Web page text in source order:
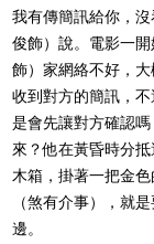
我有傳簡訊給你，
俊飾）說。電影一
飾）家網絡不好，
收到對方的簡訊，
是會先讓對方確認
來？他在黃昏時分
木箱，掛著一把金
（煞有介事），就
邊。